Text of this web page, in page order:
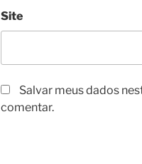
Site
Salvar meus dados
comentar.